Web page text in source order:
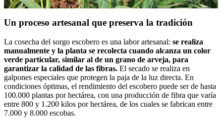
Un proceso artesanal que preserva la tradición
La cosecha del sorgo escobero es una labor artesanal: se realiza
manualmente y la planta se recolecta cuando alcanza un color
verde particular, similar al de un grano de arveja, para
garantizar la calidad de las fibras. El secado se realiza en
galpones especiales que protegen la paja de la luz directa. En
condiciones óptimas, el rendimiento del escobero puede ser de hasta
100.000 plantas por hectárea, con una producción de fibra que varía
entre 800 y 1.200 kilos por hectárea, de los cuales se fabrican entre
7.000 y 8.000 escobas.